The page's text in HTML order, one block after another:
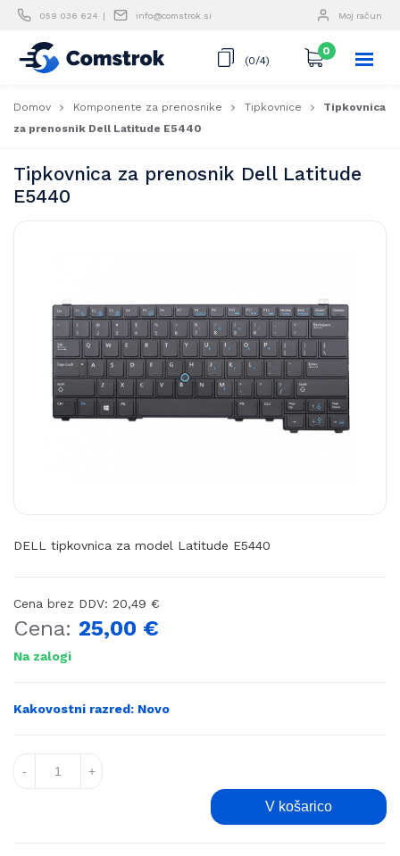
Skip
content
059 036 624 info@comstrok.si Moj račun
(0/4)
0
Domov Komponente za prenosnike Tipkovnice
Tipkovnica
za prenosnik Dell Latitude E5440
Tipkovnica za prenosnik Dell Latitude
E5440
DELL tipkovnica za model Latitude E5440
Cena brez DDV: 20,49 €
Cena: 25,00 €
Na zalogi
Kakovostni razred: Novo
Količina:
V košarico